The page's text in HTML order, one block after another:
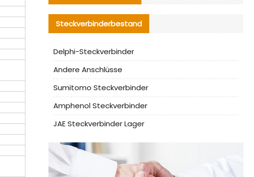
Steckverbinderbestand
Delphi-Steckverbinder
Andere Anschlüsse
Sumitomo Steckverbinder
Amphenol Steckverbinder
JAE Steckverbinder Lager